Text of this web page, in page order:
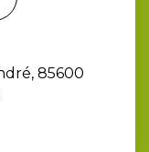
85600